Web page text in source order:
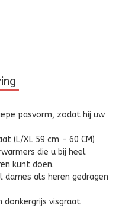
pasvorm, zodat hij uw
(L/XL 59 cm - 60 CM)
die u bij heel
kunt doen.
dames als heren gedragen
donkergrijs visgraat